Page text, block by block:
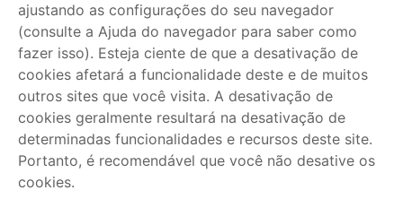
ajustando as configurações do seu navegador
(consulte a Ajuda do navegador para saber como
fazer isso). Esteja ciente de que a desativação de
cookies afetará a funcionalidade deste e de muitos
outros sites que você visita. A desativação de
cookies geralmente resultará na desativação de
determinadas funcionalidades e recursos deste site.
Portanto, é recomendável que você não desative os
cookies.